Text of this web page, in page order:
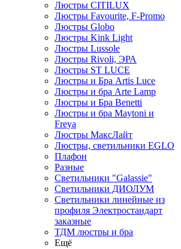
Люстры CITILUX
Люстры Favourite, F-Promo
Люстры Globo
Люстры Kink Light
Люстры Lussole
Люстры Rivoli, ЭРА
Люстры ST LUCE
Люстры и Бра Artis Luce
Люстры и бра Arte Lamp
Люстры и Бра Benetti
Люстры и бра Maytoni и
Freya
Люстры МаксЛайт
Люстры, светильники EGLO
Плафон
Разные
Светильники "Galassie"
Светильники ДИОЛУМ
Светильники линейные из
профиля Электростандарт
заказные
ТДМ люстры и бра
Ещё